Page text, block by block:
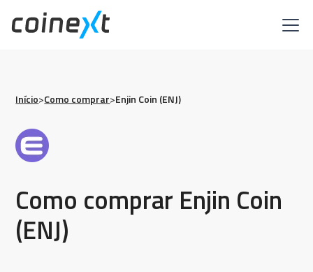
Início>Como comprar>Enjin Coin (ENJ)
Como comprar Enjin Coin
(ENJ)